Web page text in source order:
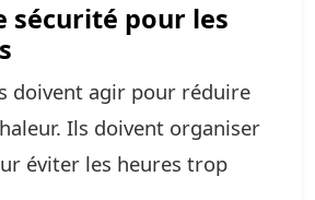
sécurité pour les
doivent agir pour réduire
Ils doivent organiser
éviter les heures trop